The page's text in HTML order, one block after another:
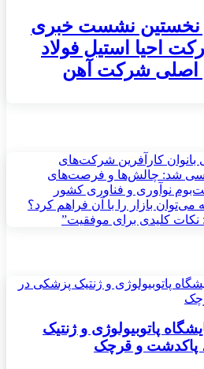
نخستین نشست خبری
احیا استیل فولاد
اصلی شرکت آهن
بانوان کارآفرین شرکت‌های
شد: چالش‌ها و فرصت‌های
نوآوری و فناوری کشور
نکات کلیدی برای موفقیت”
پاتوبیولوژی و ژنتیک
پاکدشت و قرچک